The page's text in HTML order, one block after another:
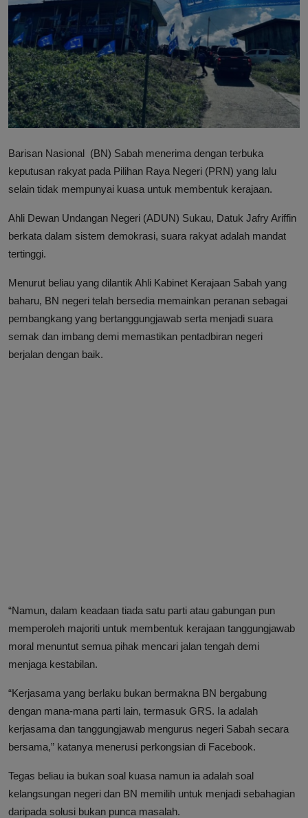
Hubungi Kami
Barisan Nasional (BN) Sabah menerima dengan terbuka
keputusan rakyat pada Pilihan Raya Negeri (PRN) yang lalu
selain tidak mempunyai kuasa untuk membentuk kerajaan.
Ahli Dewan Undangan Negeri (ADUN) Sukau, Datuk Jafry Ariffin
berkata dalam sistem demokrasi, suara rakyat adalah mandat
tertinggi.
Menurut beliau yang dilantik Ahli Kabinet Kerajaan Sabah yang
baharu, BN negeri telah bersedia memainkan peranan sebagai
pembangkang yang bertanggungjawab serta menjadi suara
semak dan imbang demi memastikan pentadbiran negeri
berjalan dengan baik.
“Namun, dalam keadaan tiada satu parti atau gabungan pun
memperoleh majoriti untuk membentuk kerajaan tanggungjawab
moral menuntut semua pihak mencari jalan tengah demi
menjaga kestabilan.
“Kerjasama yang berlaku bukan bermakna BN bergabung
dengan mana-mana parti lain, termasuk GRS. Ia adalah
kerjasama dan tanggungjawab mengurus negeri Sabah secara
bersama,” katanya menerusi perkongsian di Facebook.
Tegas beliau ia bukan soal kuasa namun ia adalah soal
kelangsungan negeri dan BN memilih untuk menjadi sebahagian
daripada solusi bukan punca masalah.